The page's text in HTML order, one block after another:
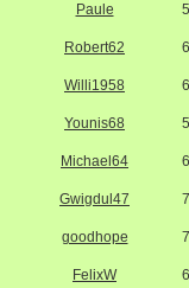
Paule
Robert62
Willi1958
Younis68
Michael64
Gwigdul47
goodhope
FelixW